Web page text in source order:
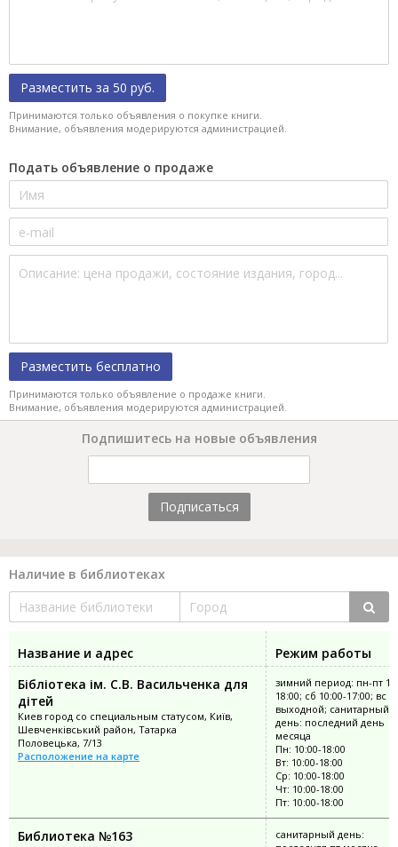
Разместить за 50 руб.
Принимаются только объявления о покупке книги.
Внимание, объявления модерируются администрацией.
Подать объявление о продаже
Разместить бесплатно
Принимаются только объявление о продаже книги.
Внимание, объявления модерируются администрацией.
Подпишитесь на новые объявления
Подписаться
Наличие в библиотеках
Название и адрес
Режим работы
Бібліотека ім. С.В. Васильченка для
дітей
Киев город со специальным статусом, Київ,
Шевченківський район, Татарка
Половецька, 7/13
Расположение на карте
зимний период: пн-пт
18:00; сб 10:00-17:00; вс
выходной; санитарный
день: последний день
месяца
Пн: 10:00-18:00
Вт: 10:00-18:00
Ср: 10:00-18:00
Чт: 10:00-18:00
Пт: 10:00-18:00
Библиотека №163
санитарный день: